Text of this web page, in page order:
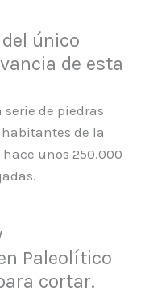
único
de esta
de piedras
de la
unos 250.000
Paleolítico
cortar.